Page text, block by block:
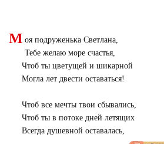
М оя подруженька Светлана,
Тебе желаю море счастья,
Чтоб ты цветущей и шикарной
Могла лет двести оставаться!
Чтоб все мечты твои сбывались,
Чтоб ты в потоке дней летящих
Всегда душевной оставалась,